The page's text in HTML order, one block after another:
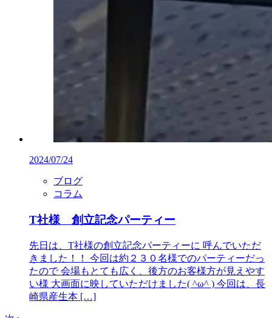
2024/07/24
ブログ
コラム
T社様 創立記念パーティー
先日は、T社様の創立記念パーティーに 呼んでいただ
きました！！ 今回は約２３０名様でのパーティーだっ
たので 会場もとても広く、後方のお客様方が見えやす
い様 大画面に映していただけました( ^ω^ ) 今回は、長
崎県産生本 […]